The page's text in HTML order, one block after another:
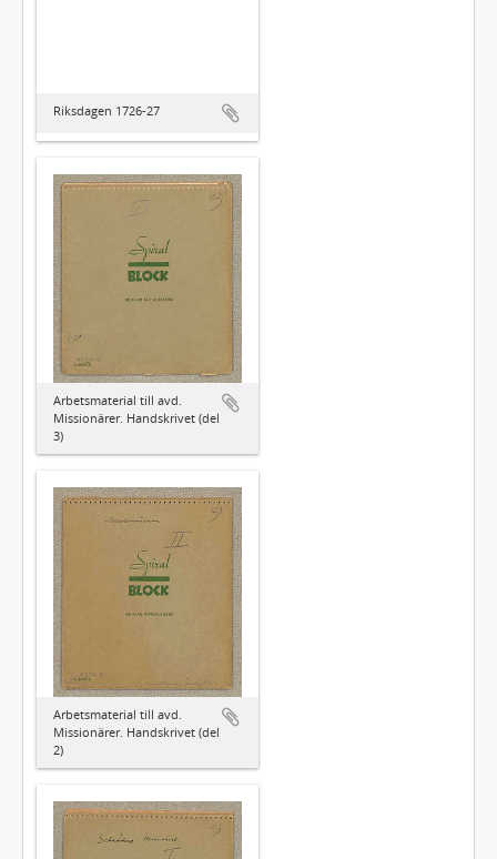
Riksdagen 1726-27
Arbetsmaterial till avd.
Missionärer. Handskrivet (del
3)
Arbetsmaterial till avd.
Missionärer. Handskrivet (del
2)